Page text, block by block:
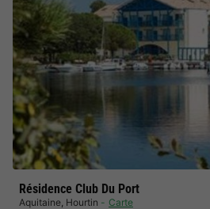
Résidence Club Du Port
Aquitaine, Hourtin
Carte